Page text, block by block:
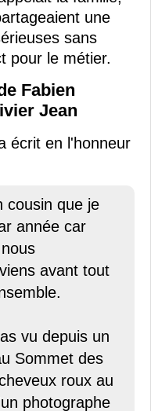
une
sans
pour le métier.
Fabien
Jean
écrit en l'honneur
cousin que je
année car
avant tout
vu depuis un
Sommet des
roux au
photographe